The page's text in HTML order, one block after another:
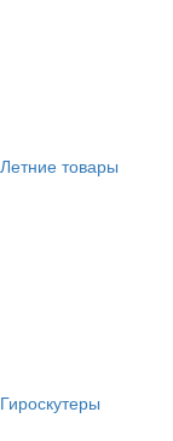
Летние товары
Гироскутеры